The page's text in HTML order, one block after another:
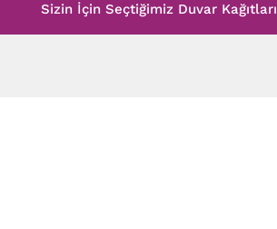
Sizin İçin Seçtiğimiz Duvar Kağıtları